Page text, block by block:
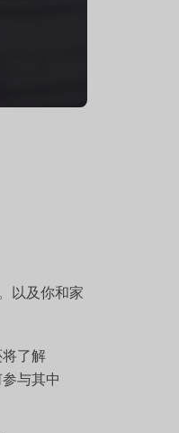
以及你和家
了解
与其中